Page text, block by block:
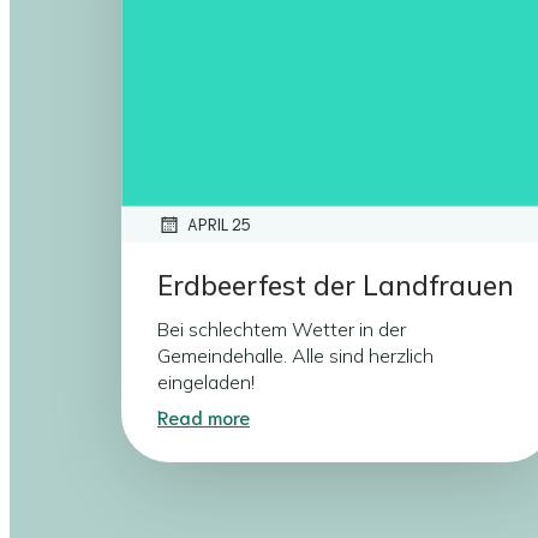
APRIL 25
Erdbeerfest der Landfrauen
Bei schlechtem Wetter in der
Gemeindehalle. Alle sind herzlich
eingeladen!
Read more